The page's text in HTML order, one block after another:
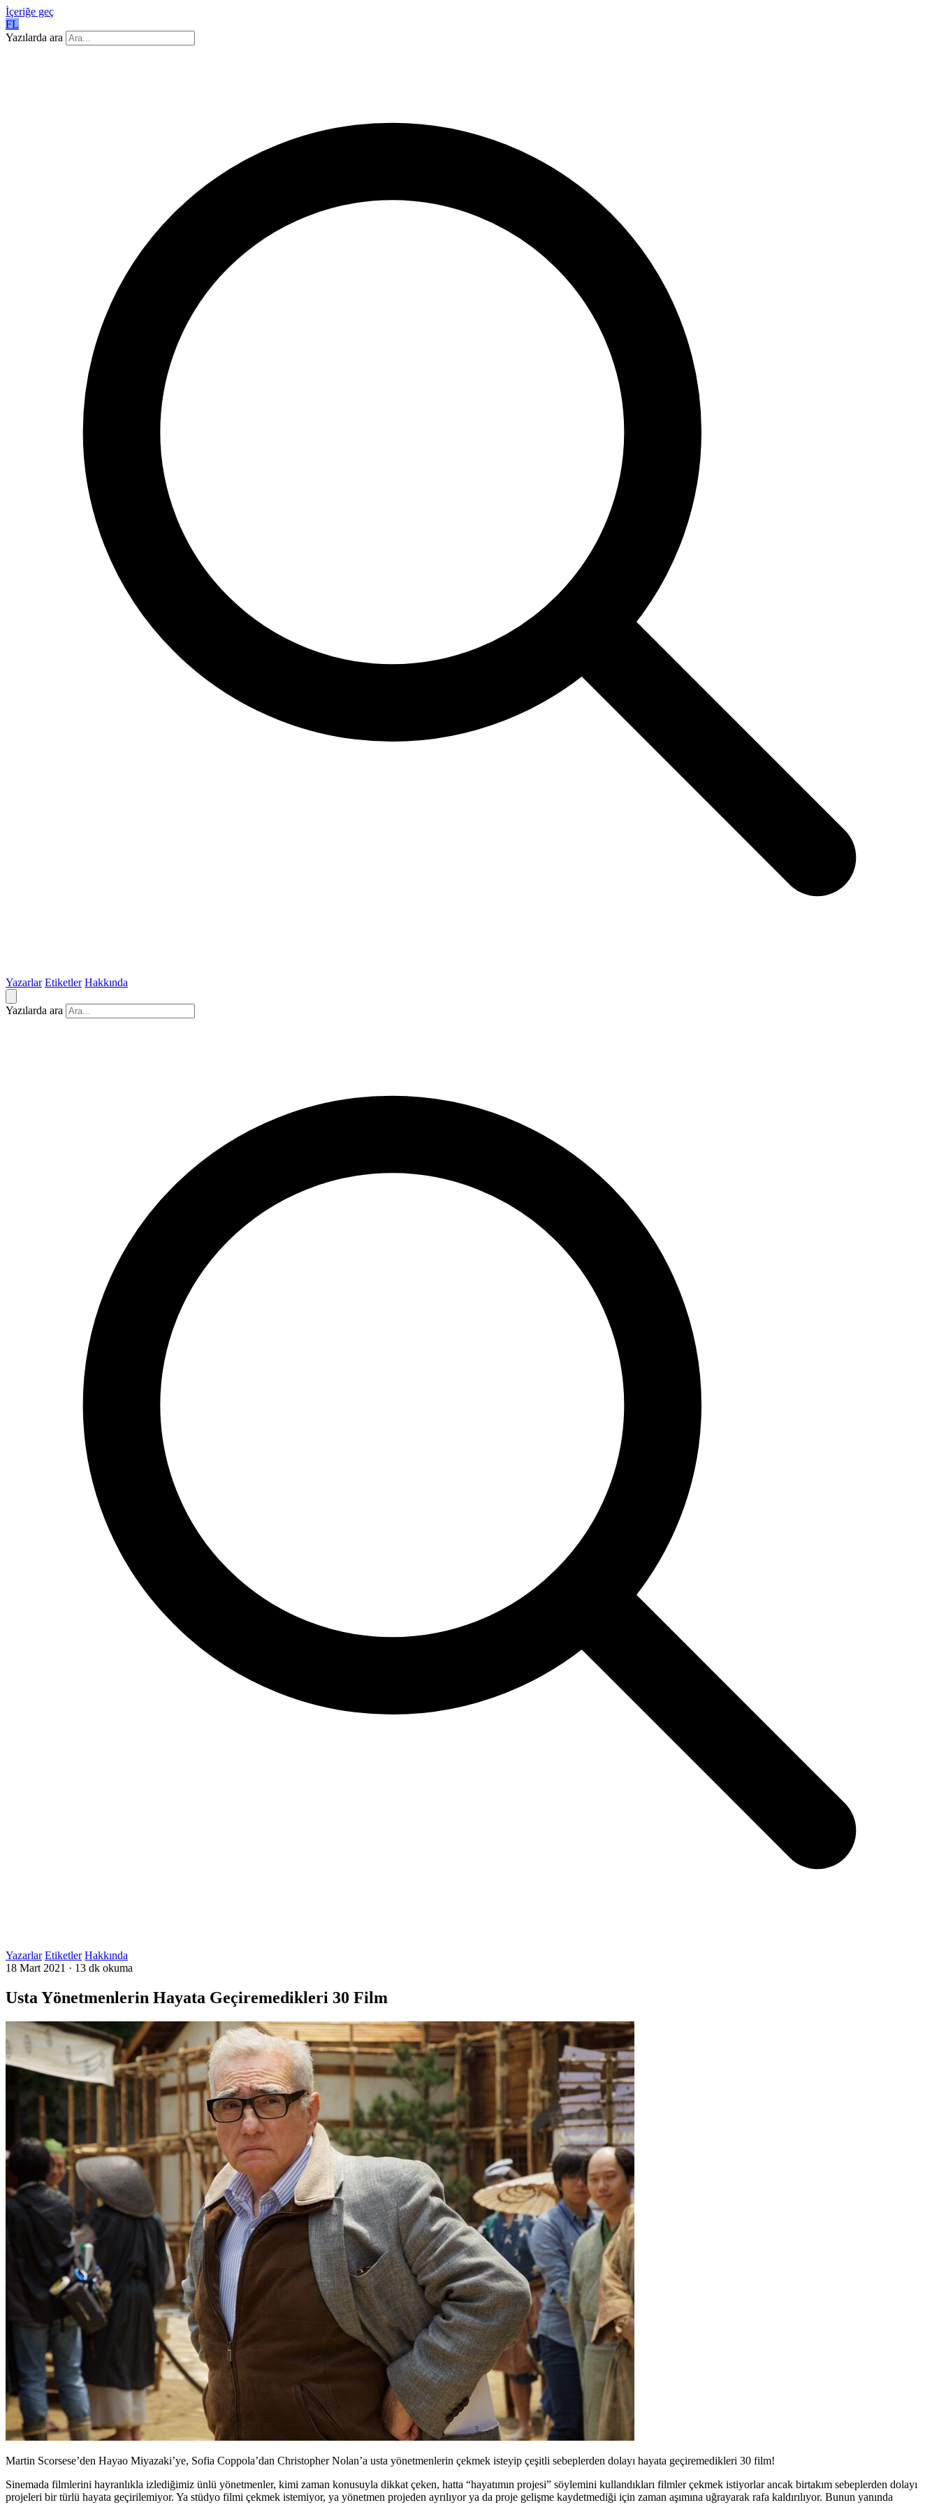
İçeriğe geç
FL
Yazılarda ara
Yazarlar Etiketler Hakkında
Yazılarda ara
Yazarlar Etiketler Hakkında
18 Mart 2021 · 13 dk okuma
Usta Yönetmenlerin Hayata Geçiremedikleri 30 Film
Martin Scorsese’den Hayao Miyazaki’ye, Sofia Coppola’dan Christopher Nolan’a usta yönetmenlerin çekmek isteyip çeşitli sebeplerden dolayı hayata geçiremedikleri 30 film!
Sinemada filmlerini hayranlıkla izlediğimiz ünlü yönetmenler, kimi zaman konusuyla dikkat çeken, hatta “hayatımın projesi” söylemini kullandıkları filmler çekmek istiyorlar ancak birtakım sebeplerden dolayı
projeleri bir türlü hayata geçirilemiyor. Ya stüdyo filmi çekmek istemiyor, ya yönetmen projeden ayrılıyor ya da proje gelişme kaydetmediği için zaman aşımına uğrayarak rafa kaldırılıyor. Bunun yanında